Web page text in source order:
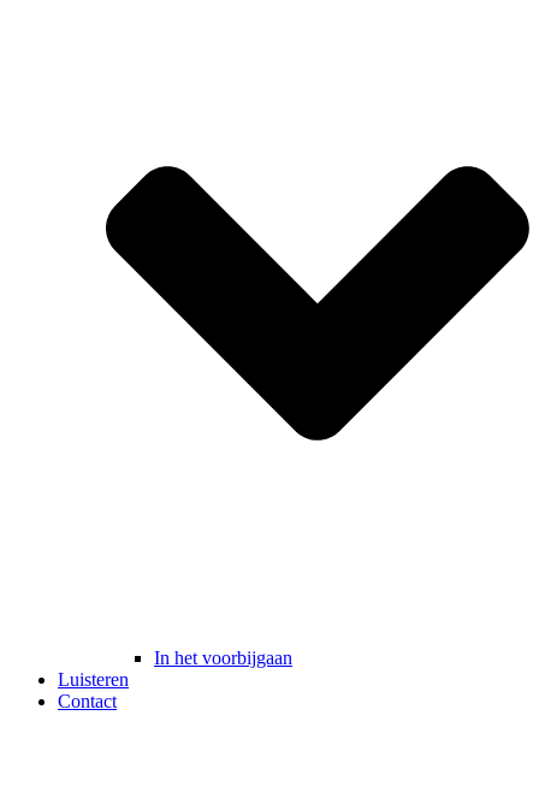
In het voorbijgaan
Luisteren
Contact